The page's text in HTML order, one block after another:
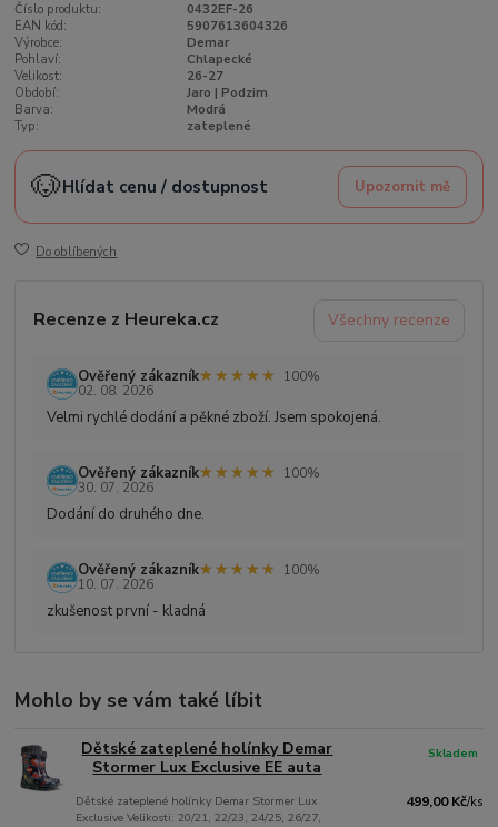
Číslo produktu:
0432EF-26
EAN kód:
5907613604326
Výrobce:
Demar
Pohlaví:
Chlapecké
Velikost:
26-27
Období:
Jaro | Podzim
Barva:
Modrá
Typ:
zateplené
🐶Hlídat cenu / dostupnost Upozornit mě
Do oblíbených
Recenze z Heureka.cz Všechny recenze
Ověřený zákazník★★★★★
★★★★★
100%
02. 08. 2026
Velmi rychlé dodání a pěkné zboží. Jsem spokojená.
Ověřený zákazník★★★★★
★★★★★
100%
30. 07. 2026
Dodání do druhého dne.
Ověřený zákazník★★★★★
★★★★★
100%
10. 07. 2026
zkušenost první - kladná
Mohlo by se vám také líbit
Dětské zateplené holínky Demar
Stormer Lux Exclusive EE auta
Dětské zateplené holínky Demar Stormer Lux
Exclusive Velikosti: 20/21, 22/23, 24/25, 26/27,
499,00 Kč/ks
Skladem